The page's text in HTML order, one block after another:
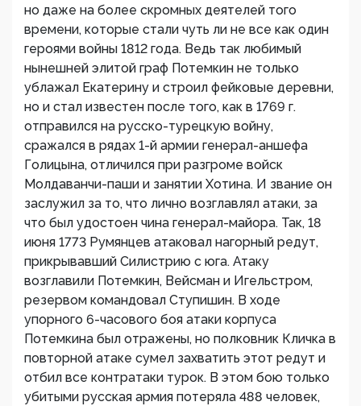
но даже на более скромных деятелей того
времени, которые стали чуть ли не все как один
героями войны 1812 года. Ведь так любимый
нынешней элитой граф Потемкин не только
ублажал Екатерину и строил фейковые деревни,
но и стал известен после того, как в 1769 г.
отправился на русско-турецкую войну,
сражался в рядах 1-й армии генерал-аншефа
Голицына, отличился при разгроме войск
Молдаванчи-паши и занятии Хотина. И звание он
заслужил за то, что лично возглавлял атаки, за
что был удостоен чина генерал-майора. Так, 18
июня 1773 Румянцев атаковал нагорный редут,
прикрывавший Силистрию с юга. Атаку
возглавили Потемкин, Вейсман и Игельстром,
резервом командовал Ступишин. В ходе
упорного 6-часового боя атаки корпуса
Потемкина был отражены, но полковник Кличка в
повторной атаке сумел захватить этот редут и
отбил все контратаки турок. В этом бою только
убитыми русская армия потеряла 488 человек,